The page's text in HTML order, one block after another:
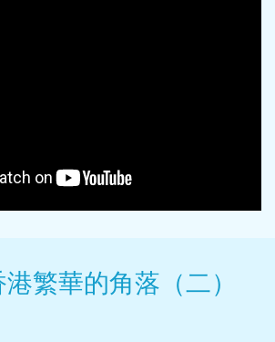
繁華的角落（二）